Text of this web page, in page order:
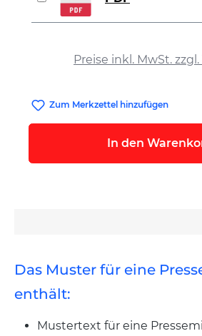
Preise inkl. MwSt.
Zum Merkzettel hinzufügen
In den
Das Muster für eine
enthält:
Mustertext für eine